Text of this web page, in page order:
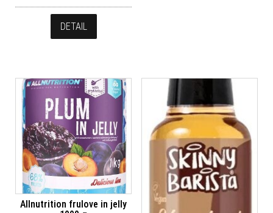
DETAIL
Allnutrition frulove in jelly